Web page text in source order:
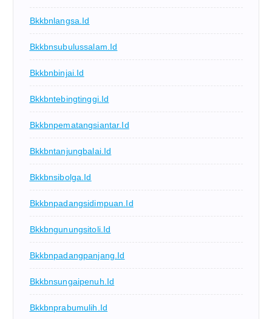
Bkkbnlangsa.id
Bkkbnsubulussalam.id
Bkkbnbinjai.id
Bkkbntebingtinggi.id
Bkkbnpematangsiantar.id
Bkkbntanjungbalai.id
Bkkbnsibolga.id
Bkkbnpadangsidimpuan.id
Bkkbngunungsitoli.id
Bkkbnpadangpanjang.id
Bkkbnsungaipenuh.id
Bkkbnprabumulih.id